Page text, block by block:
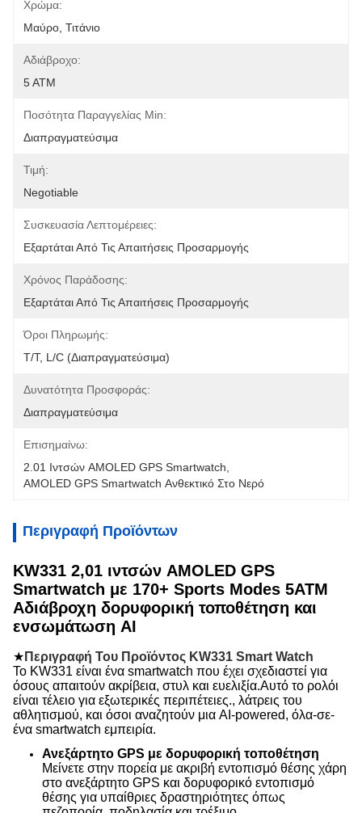
Χρώμα:
Μαύρο, Τιτάνιο
Αδιάβροχο:
5 ΑΤΜ
Ποσότητα Παραγγελίας Min:
Διαπραγματεύσιμα
Τιμή:
Negotiable
Συσκευασία Λεπτομέρειες:
Εξαρτάται Από Τις Απαιτήσεις Προσαρμογής
Χρόνος Παράδοσης:
Εξαρτάται Από Τις Απαιτήσεις Προσαρμογής
Όροι Πληρωμής:
T/T, L/C (διαπραγματεύσιμα)
Δυνατότητα Προσφοράς:
Διαπραγματεύσιμα
Επισημαίνω:
2.01 Ιντσών AMOLED GPS Smartwatch
AMOLED GPS Smartwatch Ανθεκτικό Στο Νερό
Περιγραφή Προϊόντων
KW331 2,01 ιντσών AMOLED GPS
Smartwatch με 170+ Sports Modes 5ATM
Αδιάβροχη δορυφορική τοποθέτηση και
ενσωμάτωση AI
★ Περιγραφή Του Προϊόντος KW331 Smart Watch
Το KW331 είναι ένα smartwatch που έχει σχεδιαστεί για
όσους απαιτούν ακρίβεια, στυλ και ευελιξία.Αυτό το ρολόι
είναι τέλειο για εξωτερικές περιπέτειες., λάτρεις του
αθλητισμού, και όσοι αναζητούν μια AI-powered, όλα-σε-
ένα smartwatch εμπειρία.
Ανεξάρτητο GPS με δορυφορική τοποθέτηση
Μείνετε στην πορεία με ακριβή εντοπισμό θέσης χάρη
στο ανεξάρτητο GPS και δορυφορικό εντοπισμό
θέσης για υπαίθριες δραστηριότητες όπως